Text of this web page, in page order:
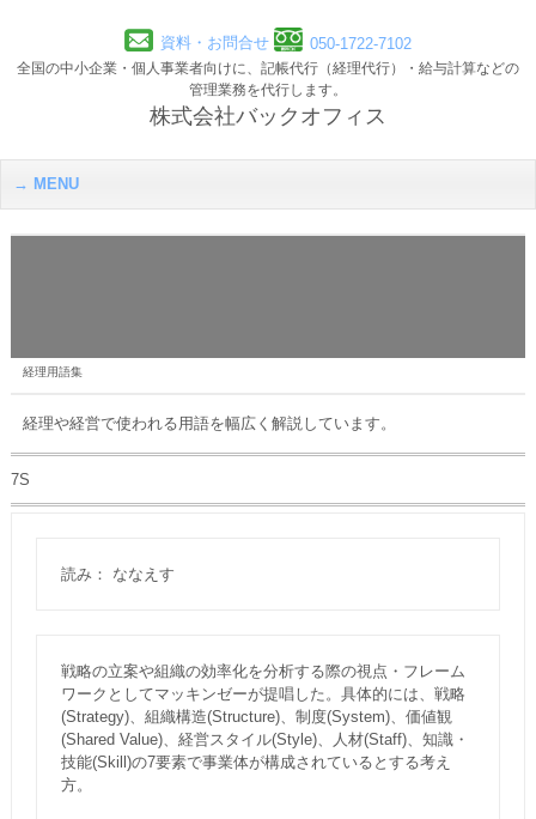
資料・お問合せ 050-1722-7102
全国の中小企業・個人事業者向けに、記帳代行（経理代行）・給与計算などの
管理業務を代行します。
株式会社バックオフィス
MENU
経理用語集
経理や経営で使われる用語を幅広く解説しています。
7S
読み： ななえす
戦略の立案や組織の効率化を分析する際の視点・フレーム
ワークとしてマッキンゼーが提唱した。具体的には、戦略
(Strategy)、組織構造(Structure)、制度(System)、価値観
(Shared Value)、経営スタイル(Style)、人材(Staff)、知識・
技能(Skill)の7要素で事業体が構成されているとする考え
方。